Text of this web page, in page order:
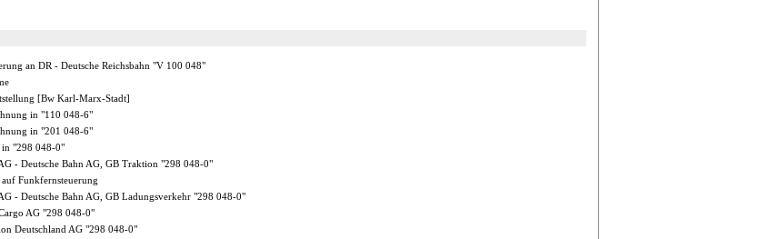
an DR - Deutsche Reichsbahn "V 100 048"
[Bw Karl-Marx-Stadt]
in "110 048-6"
in "201 048-6"
in "298 048-0"
- Deutsche Bahn AG, GB Traktion "298 048-0"
Funkfernsteuerung
- Deutsche Bahn AG, GB Ladungsverkehr "298 048-0"
AG "298 048-0"
Deutschland AG "298 048-0"